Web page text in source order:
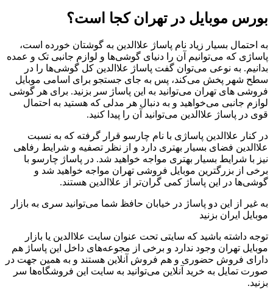
بورس موبایل در تهران کجا است؟
به احتمال بسیار زیاد نام پاساژ علاالدین به گوشتان خورده است،
پاساژی که می‌توانیم آن را دنیای گوشی‌ها و لوازم جانبی تک و عمده
بدانیم. به نوعی می‌توان گفت پاساژ علاالدین کل گوشی‌ها را در
سطح شهر پخش می‌کند، پس به جای جستجو برای اسامی موبایل
فروشی های تهران می‌توانید به این پاساژ سر بزنید. برای هر گوشی
لوازم جانبی می‌خواهید و به دنبال هر مدلی که هستید به احتمال
قوی در پاساژ علاالدین می‌توانید آن را پیدا کنید.
در کنار علاالدین پاساژی با نام چارسو قرار گرفته که به نسبت
علاالدین فضای بسیار بهتری دارد و از نظر تصفیه و شرایط رفاهی
نیز با شرایط بسیار بهتری مواجه خواهید شد. در پاساژ چارسو با
برخی از بزرگترین موبایل فروشی تهران مواجه خواهید شد و
گوشی‌ها در این پاساژ کمی گران‌تر از علاالدین هستند.
به غیر از این دو پاساژ در خیابان حافظ شما می‌توانید سری به بازار
موبایل ایران بزنید
توجه داشته باشید که سایتی تحت عنوان سایت علاالدین یا بازار
موبایل تهران وجود ندارد و برخی از مجوعه‌های داخل این پاساژ هم
دارای فروش حضوری و هم فروش آنلاین هستند و به همین جهت در
صورت تمایل به خرید آنلاین می‌توانید به سایت این فروشگاه‌ها سر
بزنید.